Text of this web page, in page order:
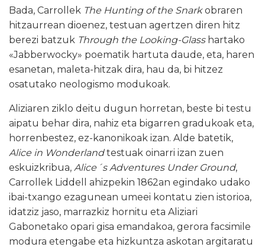
Bada, Carrollek The Hunting of the Snarkobraren
hitzaurrean dioenez, testuan agertzen diren hitz
berezi batzuk Through the Looking-Glasshartako
«Jabberwocky» poematik hartuta daude, eta, haren
esanetan, maleta-hitzak dira, hau da, bi hitzez
osatutako neologismo modukoak.
Aliziaren ziklo deitu dugun horretan, beste bi testu
aipatu behar dira, nahiz eta bigarren gradukoak eta,
horrenbestez, ez-kanonikoak izan. Alde batetik,
Alice in Wonderlandtestuak oinarri izan zuen
eskuizkribua, Alice´s Adventures Under Ground,
Carrollek Liddell ahizpekin 1862an egindako udako
ibai-txango ezagunean umeei kontatu zien istorioa,
idatziz jaso, marrazkiz hornitu eta Aliziari
Gabonetako opari gisa emandakoa, gerora facsimile
modura etengabe eta hizkuntza askotan argitaratu